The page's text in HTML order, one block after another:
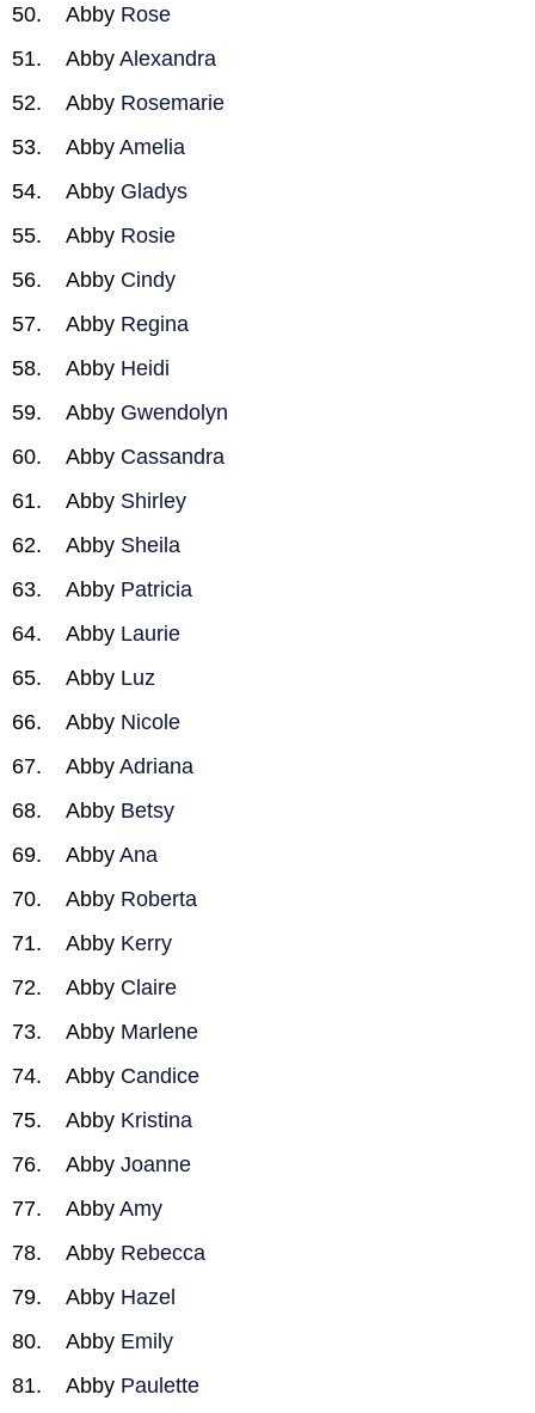
Abby Rose
Abby Alexandra
Abby Rosemarie
Abby Amelia
Abby Gladys
Abby Rosie
Abby Cindy
Abby Regina
Abby Heidi
Abby Gwendolyn
Abby Cassandra
Abby Shirley
Abby Sheila
Abby Patricia
Abby Laurie
Abby Luz
Abby Nicole
Abby Adriana
Abby Betsy
Abby Ana
Abby Roberta
Abby Kerry
Abby Claire
Abby Marlene
Abby Candice
Abby Kristina
Abby Joanne
Abby Amy
Abby Rebecca
Abby Hazel
Abby Emily
Abby Paulette